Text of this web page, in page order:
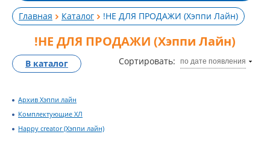
Главная Каталог !НЕ ДЛЯ ПРОДАЖИ (Хэппи Лайн)
!НЕ ДЛЯ ПРОДАЖИ (Хэппи Лайн)
Сортировать: по дате появления
В каталог
Архив Хэппи лайн
Комплектующие ХЛ
Happy creator (Хэппи лайн)